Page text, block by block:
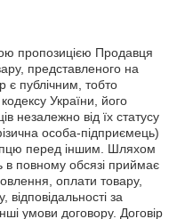
пропозицією Продавця
представленого на
є публічним, тобто
України, його
незалежно від їх статусу
особа-підприємець)
перед іншим. Шляхом
в повному обсязі приймає
оплати товару,
за
умови договору. Договір